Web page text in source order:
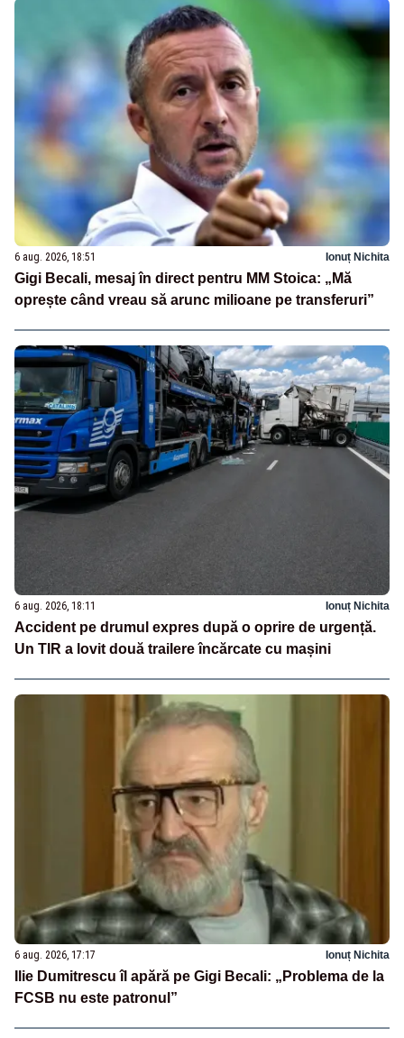
6 aug. 2026, 18:51 Ionuț Nichita
Gigi Becali, mesaj în direct pentru MM Stoica: „Mă
oprește când vreau să arunc milioane pe transferuri”
6 aug. 2026, 18:11 Ionuț Nichita
Accident pe drumul expres după o oprire de urgență.
Un TIR a lovit două trailere încărcate cu mașini
6 aug. 2026, 17:17 Ionuț Nichita
Ilie Dumitrescu îl apără pe Gigi Becali: „Problema de la
FCSB nu este patronul”